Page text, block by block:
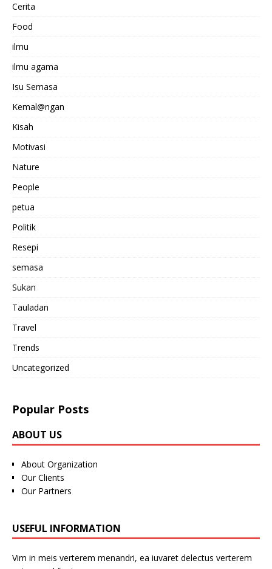
Cerita
Food
ilmu
ilmu agama
Isu Semasa
Kemal@ngan
Kisah
Motivasi
Nature
People
petua
Politik
Resepi
semasa
Sukan
Tauladan
Travel
Trends
Uncategorized
Popular Posts
ABOUT US
About Organization
Our Clients
Our Partners
USEFUL INFORMATION
Vim in meis verterem menandri, ea iuvaret delectus verterem